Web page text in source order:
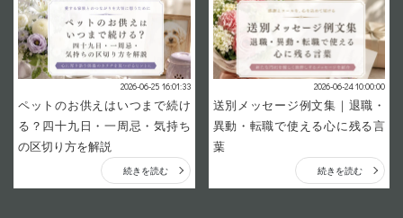
2026-06-25 16:01:33
ペットのお供えはいつまで続け
る？四十九日・一周忌・気持ち
の区切り方を解説
続きを読む
2026-06-24 10:00:00
送別メッセージ例文集｜退職・
異動・転職で使える心に残る言
葉
続きを読む